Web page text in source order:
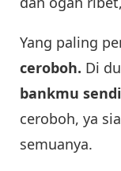
Yang paling
ceroboh. Di
bankmu
ceroboh, ya
semuanya.